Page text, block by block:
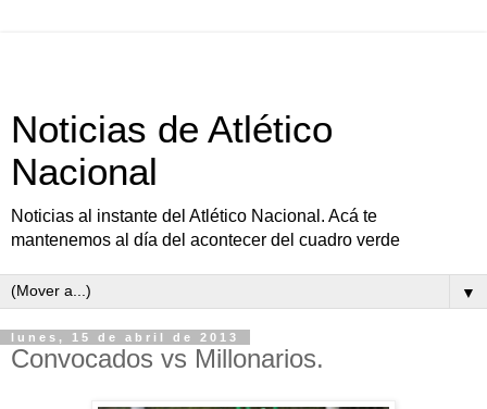
Noticias de Atlético
Nacional
Noticias al instante del Atlético Nacional. Acá te
mantenemos al día del acontecer del cuadro verde
▼
lunes, 15 de abril de 2013
Convocados vs Millonarios.